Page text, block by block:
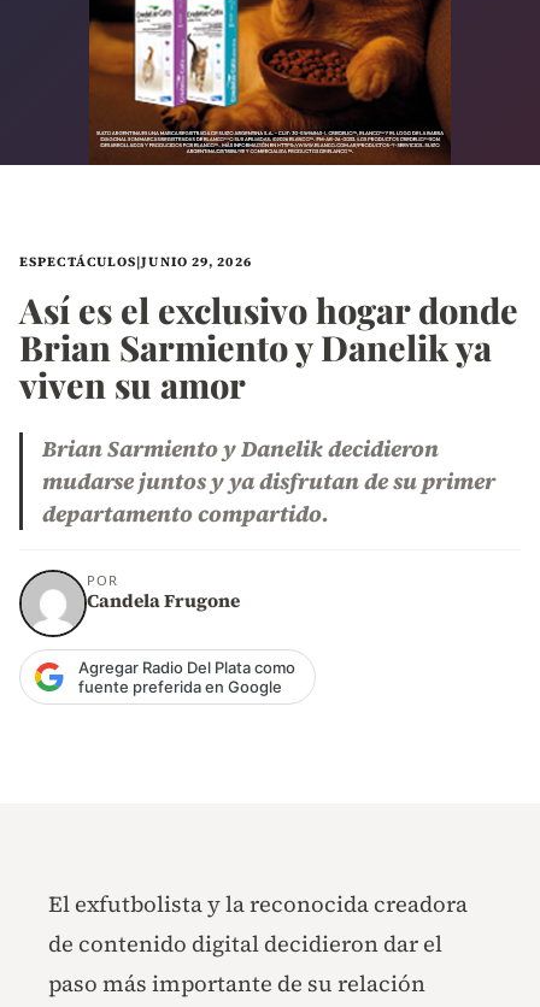
ESPECTÁCULOS|JUNIO 29, 2026
Así es el exclusivo hogar donde
Brian Sarmiento y Danelik ya
viven su amor
Brian Sarmiento y Danelik decidieron
mudarse juntos y ya disfrutan de su primer
departamento compartido.
POR
Candela Frugone
Agregar Radio Del Plata como
fuente preferida en Google
El exfutbolista y la reconocida creadora
de contenido digital decidieron dar el
paso más importante de su relación